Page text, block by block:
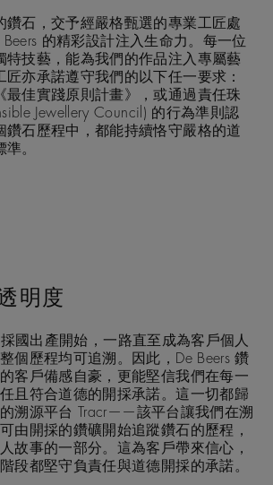
鑽石，交予經嚴格甄選的專業工匠處
的精彩設計注入生命力。每一位
特技藝，能為我們的作品注入專屬藝
亦承諾遵守我們的以下任一要求：
最佳實踐原則計畫》，或通過責任珠
Jewellery Council) 的行為準則認
鑽石歷程中，都能持續恪守嚴格的道
。
明度
採國出產開始，一路直至成為客戶個人
個歷程均可追溯。因此，De Beers 鑽
客戶備感自豪，更能堅信我們在每一
且符合道德的開採承諾。這一切都歸
溯源平台 Tracr——該平台讓我們在溯
由開採的鑽礦開始追蹤鑽石的歷程，
故事的一部分。這為客戶帶來信心，
段都堅守負責任與道德開採的承諾。